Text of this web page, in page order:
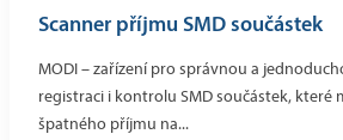
Scanner příjmu SMD součástek
MODI – zařízení pro správnou a
registraci i kontrolu SMD součástek, které
špatného příjmu na...